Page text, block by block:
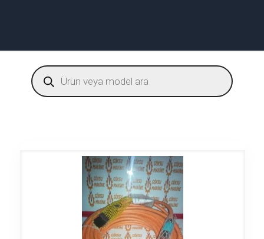
Products
search